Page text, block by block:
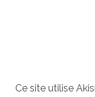
Ce site utilise